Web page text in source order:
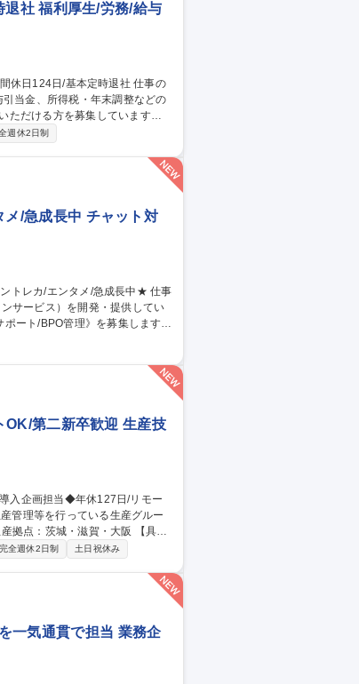
退社 福利厚生/労務/給与
当金、所得税・年末調整などの
ただける方を募集しています。
給与・賞与管理業務■所得税対
週休2日制
メ/急成長中 チャット対
サービス）を開発・提供してい
ート/BPO管理》を募集します！
や教育、社内連携を通じサービ
【仕事の魅力】急成長組織でCS
カスタマー
OK/第二新卒歓迎 生産技
茨城・滋賀・大阪 【具体
どの検討・紹介・導入／新設備
完全週休2日制 土日祝休み
一気通貫で担当 業務企